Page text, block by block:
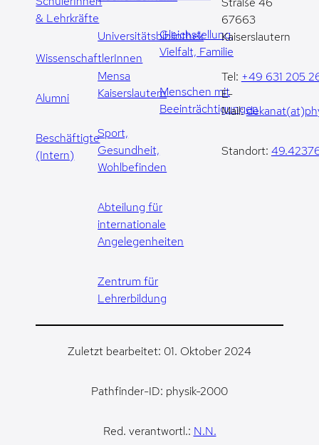
& Lehrkräfte
WissenschaftlerInnen
Alumni
Beschäftigte
(Intern)
Universitätsbibliothek
Mensa
Kaiserslautern
Sport,
Gesundheit,
Wohlbefinden
Abteilung für
internationale
Angelegenheiten
Zentrum für
Lehrerbildung
Gleichstellung,
Vielfalt, Familie
Menschen mit
Beeinträchtigungen
67663
Kaiserslautern
Tel: +49 631 205
E-
Mail:
Standort:
Zuletzt bearbeitet: 01. Oktober 2024
Pathfinder-ID: physik-2000
Red. verantwortl.: N.N.